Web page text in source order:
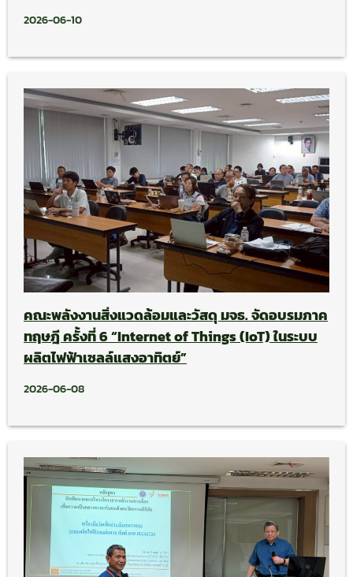
2026-06-10
คณะพลังงานสิ่งแวดล้อมและวัสดุ มจธ. จัดอบรมภาค
ทฤษฎี ครั้งที่ 6 “Internet of Things (IoT) ในระบบ
ผลิตไฟฟ้าเซลล์แสงอาทิตย์”
2026-06-08